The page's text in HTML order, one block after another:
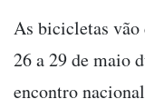
As bicicletas vão
26 a 29 de maio
encontro